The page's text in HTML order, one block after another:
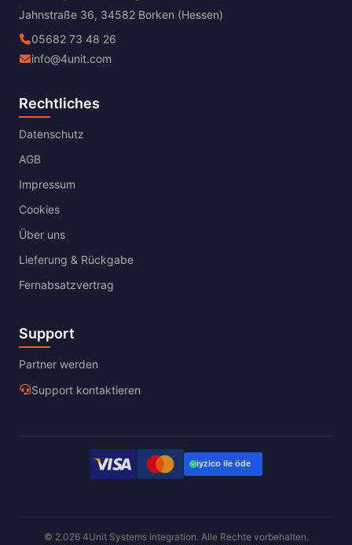
Jahnstraße 36, 34582 Borken (Hessen)
05682 73 48 26
info@4unit.com
Rechtliches
Datenschutz
AGB
Impressum
Cookies
Über uns
Lieferung & Rückgabe
Fernabsatzvertrag
Support
Partner werden
Support kontaktieren
© 2.026 4Unit Systems Integration. Alle Rechte vorbehalten.